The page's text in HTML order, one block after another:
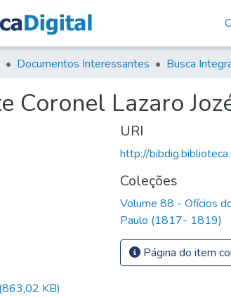
Documentos Interessantes Busca
Coronel Lazaro
(863,02 KB)
URI
http://
Coleções
Volume 88 - Ofícios
Paulo (1817- 1819)
Página do item